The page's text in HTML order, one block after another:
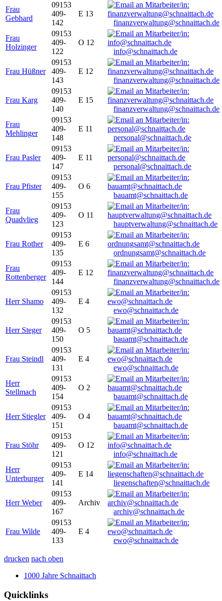
Frau
Gebhard
09153
409-
142
E 13
finanzverwaltung@schnaittach.de
Frau
Holzinger
09153
409-
122
O 12
info@schnaittach.de
Frau Hüßner
09153
409-
143
E 12
finanzverwaltung@schnaittach.de
Frau Karg
09153
409-
140
E 15
finanzverwaltung@schnaittach.de
Frau
Mehlinger
09153
409-
148
E 11
personal@schnaittach.de
Frau Pasler
09153
409-
147
E 11
personal@schnaittach.de
Frau Pfister
09153
409-
155
O 6
bauamt@schnaittach.de
Frau
Quadvlieg
09153
409-
123
O 11
hauptverwaltung@schnaittach.de
Frau Rother
09153
409-
135
E 6
ordnungsamt@schnaittach.de
Frau
Rottenberger
09153
409-
144
E 12
finanzverwaltung@schnaittach.de
Herr Shamo
09153
409-
132
E 4
ewo@schnaittach.de
Herr Steger
09153
409-
150
O 5
bauamt@schnaittach.de
Frau Steindl
09153
409-
131
E 4
ewo@schnaittach.de
Herr
Stellmach
09153
409-
154
O 2
bauamt@schnaittach.de
Herr Stiegler
09153
409-
151
O 4
bauamt@schnaittach.de
Frau Stöhr
09153
409-
121
O 12
info@schnaittach.de
Herr
Unterburger
09153
409-
141
E 14
liegenschaften@schnaittach.de
Herr Weber
09153
409-
167
Archiv
archiv@schnaittach.de
Frau Wilde
09153
409-
133
E 4
ewo@schnaittach.de
drucken nach oben
1000 Jahre Schnaittach
Quicklinks